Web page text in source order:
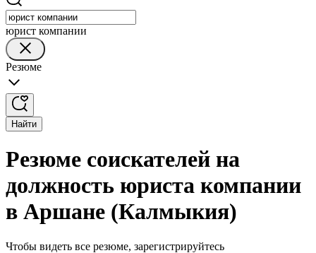
юрист компании
Резюме
Найти
Резюме соискателей на
должность юриста компании
в Аршане (Калмыкия)
Чтобы видеть все резюме, зарегистрируйтесь